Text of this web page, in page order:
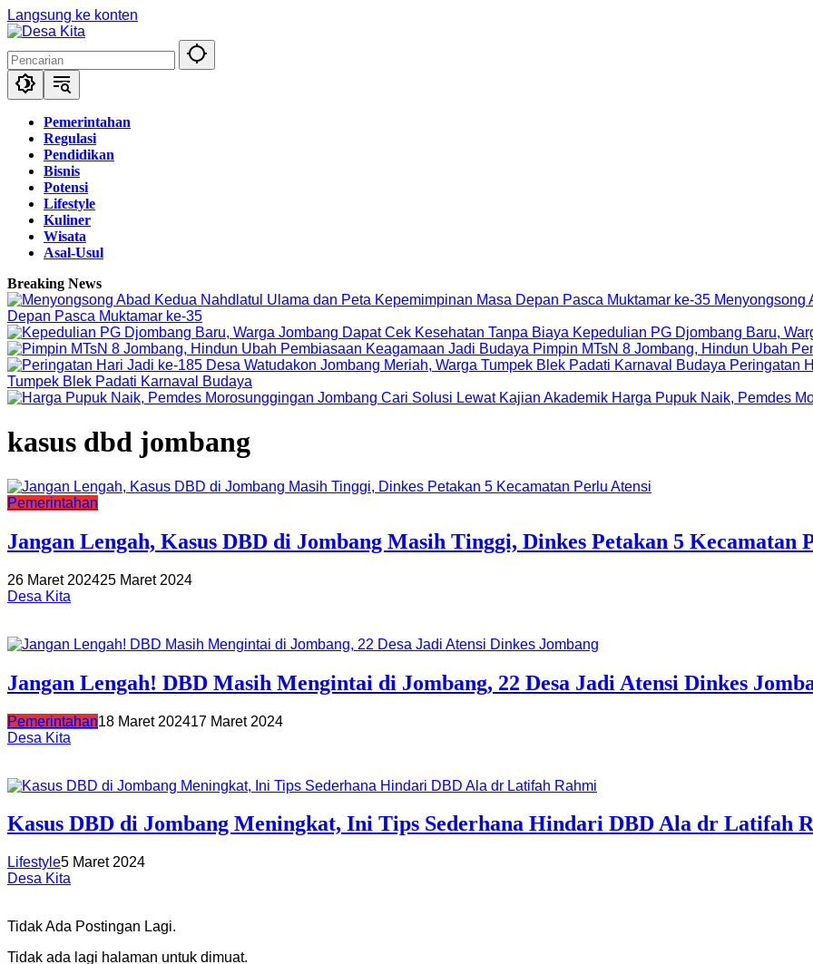
Langsung ke konten
Pemerintahan
Regulasi
Pendidikan
Bisnis
Potensi
Lifestyle
Kuliner
Wisata
Asal-Usul
Breaking News
Menyongsong
Depan Pasca Muktamar ke-35
Kepedulian PG Djombang Baru,
Pimpin MTsN 8 Jombang, Hindun Ubah
Peringatan
Tumpek Blek Padati Karnaval Budaya
Harga Pupuk Naik, Pemdes
kasus dbd jombang
Pemerintahan
Jangan Lengah, Kasus DBD di Jombang Masih Tinggi, Dinkes Petakan 5 Kecamatan
26 Maret 202425 Maret 2024
Desa Kita
Jangan Lengah! DBD Masih Mengintai di Jombang, 22 Desa Jadi Atensi Dinkes
Pemerintahan18 Maret 202417 Maret 2024
Desa Kita
Kasus DBD di Jombang Meningkat, Ini Tips Sederhana Hindari DBD Ala dr Latifah
Lifestyle5 Maret 2024
Desa Kita
Tidak Ada Postingan Lagi.
Tidak ada lagi halaman untuk dimuat.